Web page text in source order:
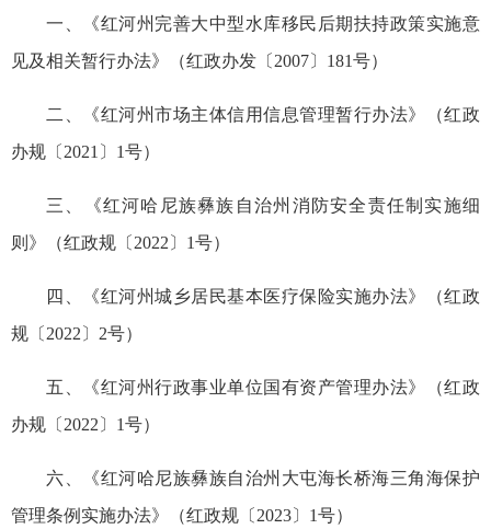
一、《红河州完善大中型水库移民后期扶持政策实施意
见及相关暂行办法》（红政办发〔2007〕181号）
二、《红河州市场主体信用信息管理暂行办法》（红政
办规〔2021〕1号）
三、《红河哈尼族彝族自治州消防安全责任制实施细
则》（红政规〔2022〕1号）
四、《红河州城乡居民基本医疗保险实施办法》（红政
规〔2022〕2号）
五、《红河州行政事业单位国有资产管理办法》（红政
办规〔2022〕1号）
六、《红河哈尼族彝族自治州大屯海长桥海三角海保护
管理条例实施办法》（红政规〔2023〕1号）